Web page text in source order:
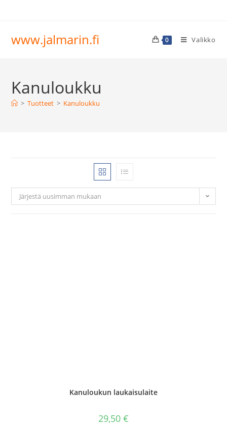
www.jalmarin.fi 0 Valikko
Kanuloukku
> Tuotteet > Kanuloukku
Järjestä uusimman mukaan
Kanuloukun laukaisulaite
29,50 €